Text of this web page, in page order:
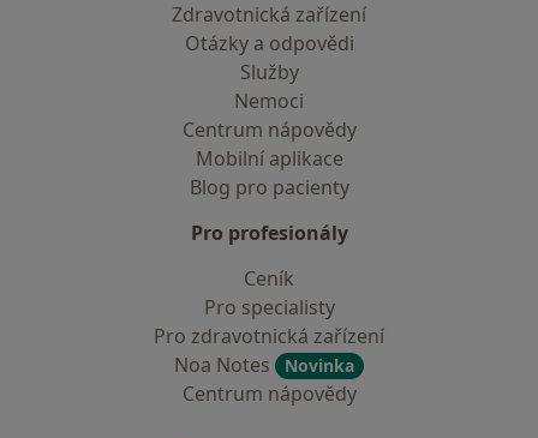
Zdravotnická zařízení
Otázky a odpovědi
Služby
Nemoci
Centrum nápovědy
Mobilní aplikace
Blog pro pacienty
Pro profesionály
Ceník
Pro specialisty
Pro zdravotnická zařízení
Noa Notes
Novinka
Centrum nápovědy